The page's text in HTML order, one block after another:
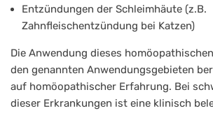
Entzündungen der Schleimhäute (z.B.
Zahnfleischentzündung bei Katzen)
Die Anwendung dieses
den genannten Anwendungsgebieten
auf homöopathischer Erfahrung. Bei
dieser Erkrankungen ist eine klinisch